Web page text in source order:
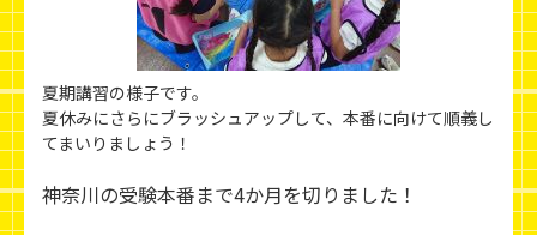
夏期講習の様子です。
夏休みにさらにブラッシュアップして、本番に向けて順義し
てまいりましょう！
神奈川の受験本番まで4か月を切りました！